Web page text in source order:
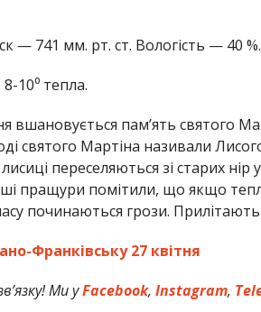
— 741 мм. рт. ст. Вологість — 40 %.
10⁰ тепла.
вшановується пам’ять святого
святого Мартіна називали
переселяються зі старих
пращури помітили, що якщо
починаються грози. Прилітають
Франківську 27 квітня
Ми уFacebook, Instagram,